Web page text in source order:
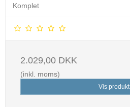
Komplet
2.029,00 DKK
(inkl. moms)
Vis produkt